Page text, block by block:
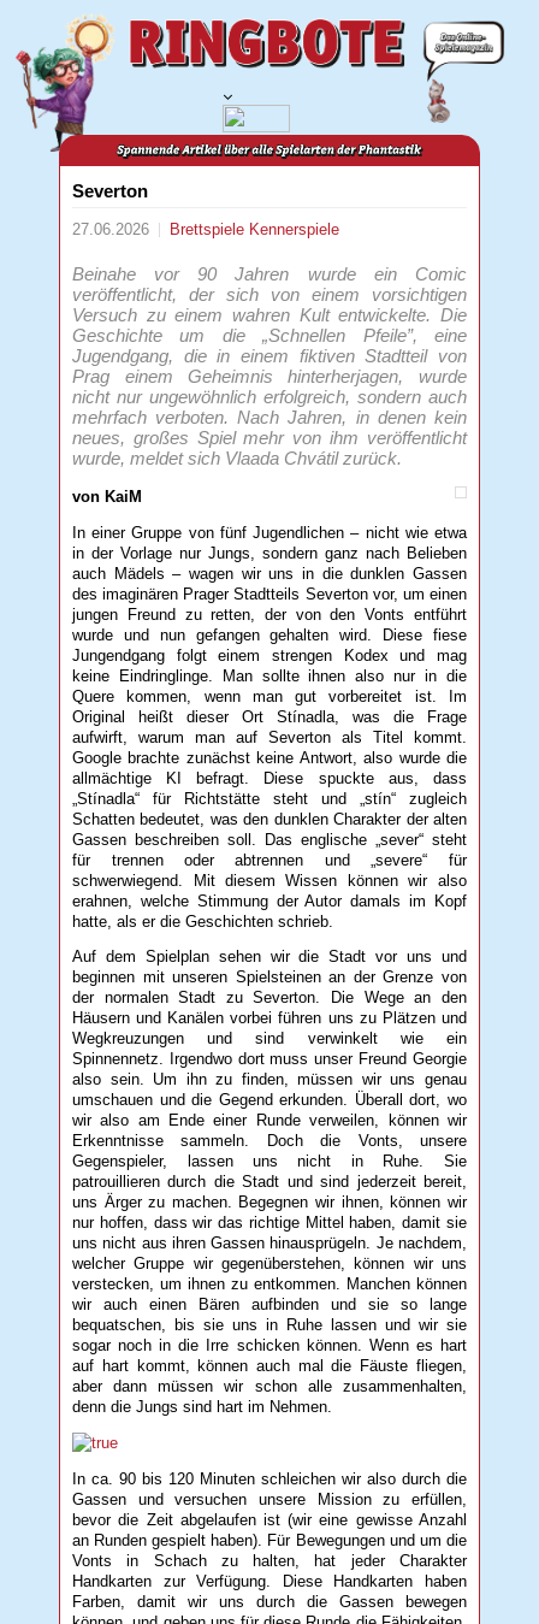
Severton
27.06.2026 Brettspiele Kennerspiele
Beinahe vor 90 Jahren wurde ein Comic
veröffentlicht, der sich von einem vorsichtigen
Versuch zu einem wahren Kult entwickelte. Die
Geschichte um die „Schnellen Pfeile”, eine
Jugendgang, die in einem fiktiven Stadtteil von
Prag einem Geheimnis hinterherjagen, wurde
nicht nur ungewöhnlich erfolgreich, sondern auch
mehrfach verboten. Nach Jahren, in denen kein
neues, großes Spiel mehr von ihm veröffentlicht
wurde, meldet sich Vlaada Chvátil zurück.
von KaiM
In einer Gruppe von fünf Jugendlichen – nicht wie etwa
in der Vorlage nur Jungs, sondern ganz nach Belieben
auch Mädels – wagen wir uns in die dunklen Gassen
des imaginären Prager Stadtteils Severton vor, um einen
jungen Freund zu retten, der von den Vonts entführt
wurde und nun gefangen gehalten wird. Diese fiese
Jungendgang folgt einem strengen Kodex und mag
keine Eindringlinge. Man sollte ihnen also nur in die
Quere kommen, wenn man gut vorbereitet ist. Im
Original heißt dieser Ort Stínadla, was die Frage
aufwirft, warum man auf Severton als Titel kommt.
Google brachte zunächst keine Antwort, also wurde die
allmächtige KI befragt. Diese spuckte aus, dass
„Stínadla“ für Richtstätte steht und „stín“ zugleich
Schatten bedeutet, was den dunklen Charakter der alten
Gassen beschreiben soll. Das englische „sever“ steht
für trennen oder abtrennen und „severe“ für
schwerwiegend. Mit diesem Wissen können wir also
erahnen, welche Stimmung der Autor damals im Kopf
hatte, als er die Geschichten schrieb.
Auf dem Spielplan sehen wir die Stadt vor uns und
beginnen mit unseren Spielsteinen an der Grenze von
der normalen Stadt zu Severton. Die Wege an den
Häusern und Kanälen vorbei führen uns zu Plätzen und
Wegkreuzungen und sind verwinkelt wie ein
Spinnennetz. Irgendwo dort muss unser Freund Georgie
also sein. Um ihn zu finden, müssen wir uns genau
umschauen und die Gegend erkunden. Überall dort, wo
wir also am Ende einer Runde verweilen, können wir
Erkenntnisse sammeln. Doch die Vonts, unsere
Gegenspieler, lassen uns nicht in Ruhe. Sie
patrouillieren durch die Stadt und sind jederzeit bereit,
uns Ärger zu machen. Begegnen wir ihnen, können wir
nur hoffen, dass wir das richtige Mittel haben, damit sie
uns nicht aus ihren Gassen hinausprügeln. Je nachdem,
welcher Gruppe wir gegenüberstehen, können wir uns
verstecken, um ihnen zu entkommen. Manchen können
wir auch einen Bären aufbinden und sie so lange
bequatschen, bis sie uns in Ruhe lassen und wir sie
sogar noch in die Irre schicken können. Wenn es hart
auf hart kommt, können auch mal die Fäuste fliegen,
aber dann müssen wir schon alle zusammenhalten,
denn die Jungs sind hart im Nehmen.
In ca. 90 bis 120 Minuten schleichen wir also durch die
Gassen und versuchen unsere Mission zu erfüllen,
bevor die Zeit abgelaufen ist (wir eine gewisse Anzahl
an Runden gespielt haben). Für Bewegungen und um die
Vonts in Schach zu halten, hat jeder Charakter
Handkarten zur Verfügung. Diese Handkarten haben
Farben, damit wir uns durch die Gassen bewegen